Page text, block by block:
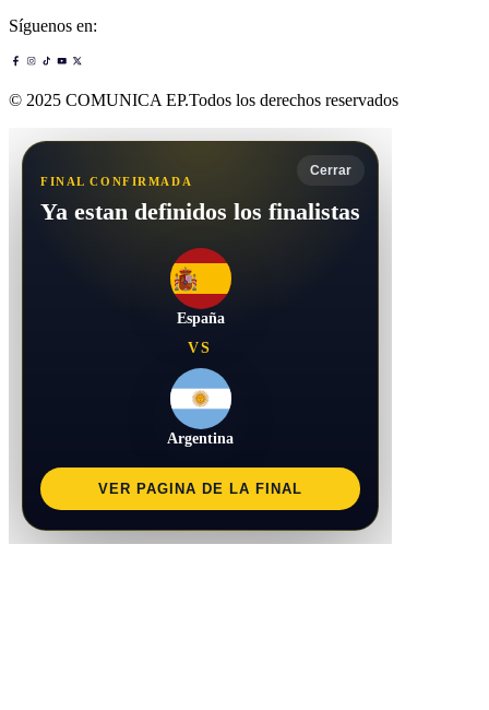
Síguenos en:
© 2025 COMUNICA EP.Todos los derechos reservados
Cerrar
FINAL CONFIRMADA
Ya estan definidos los finalistas
España
VS
Argentina
VER PAGINA DE LA FINAL